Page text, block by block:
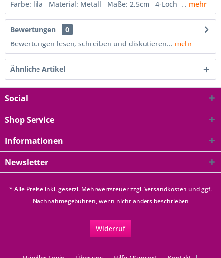
Farbe: lila Material: Metall Maße: 2,5cm 4-Loch ... mehr
Bewertungen
0
Bewertungen lesen, schreiben und diskutieren... mehr
Ähnliche Artikel
Social
Shop Service
Informationen
Newsletter
* Alle Preise inkl. gesetzl. Mehrwertsteuer zzgl.Versandkosten und ggf.
Nachnahmegebühren, wenn nicht anders beschrieben
Widerruf